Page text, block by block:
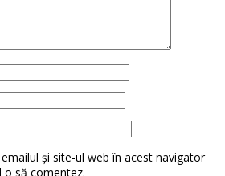
și site-ul web în acest navigator
o să comentez.